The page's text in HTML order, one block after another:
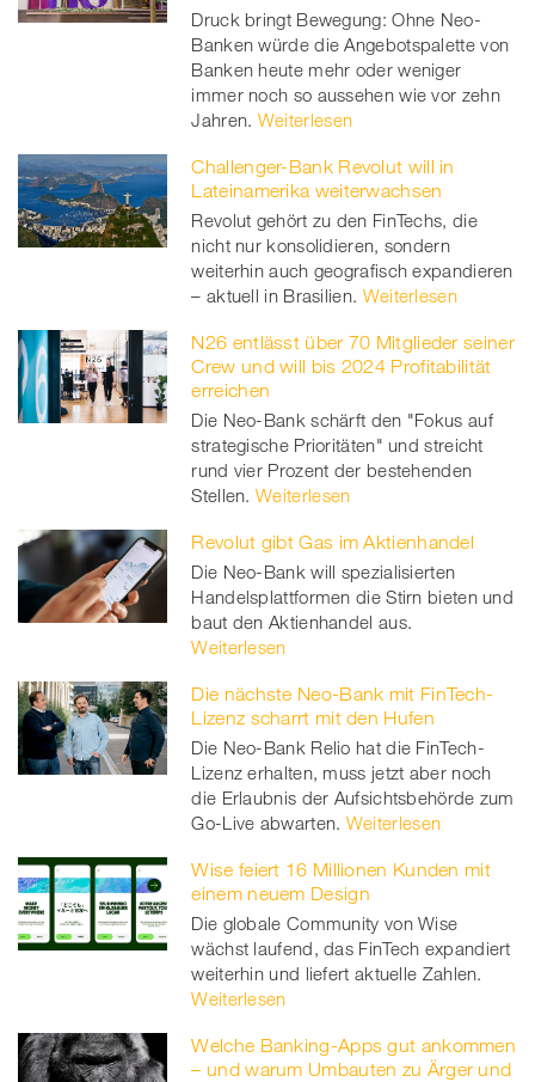
Druck bringt Bewegung: Ohne Neo-
Banken würde die Angebotspalette von
Banken heute mehr oder weniger
immer noch so aussehen wie vor zehn
Jahren. Weiterlesen
Challenger-Bank Revolut will in
Lateinamerika weiterwachsen
Revolut gehört zu den FinTechs, die
nicht nur konsolidieren, sondern
weiterhin auch geografisch expandieren
– aktuell in Brasilien. Weiterlesen
N26 entlässt über 70 Mitglieder seiner
Crew und will bis 2024 Profitabilität
erreichen
Die Neo-Bank schärft den "Fokus auf
strategische Prioritäten" und streicht
rund vier Prozent der bestehenden
Stellen. Weiterlesen
Revolut gibt Gas im Aktienhandel
Die Neo-Bank will spezialisierten
Handelsplattformen die Stirn bieten und
baut den Aktienhandel aus.
Weiterlesen
Die nächste Neo-Bank mit FinTech-
Lizenz scharrt mit den Hufen
Die Neo-Bank Relio hat die FinTech-
Lizenz erhalten, muss jetzt aber noch
die Erlaubnis der Aufsichtsbehörde zum
Go-Live abwarten. Weiterlesen
Wise feiert 16 Millionen Kunden mit
einem neuem Design
Die globale Community von Wise
wächst laufend, das FinTech expandiert
weiterhin und liefert aktuelle Zahlen.
Weiterlesen
Welche Banking-Apps gut ankommen
– und warum Umbauten zu Ärger und